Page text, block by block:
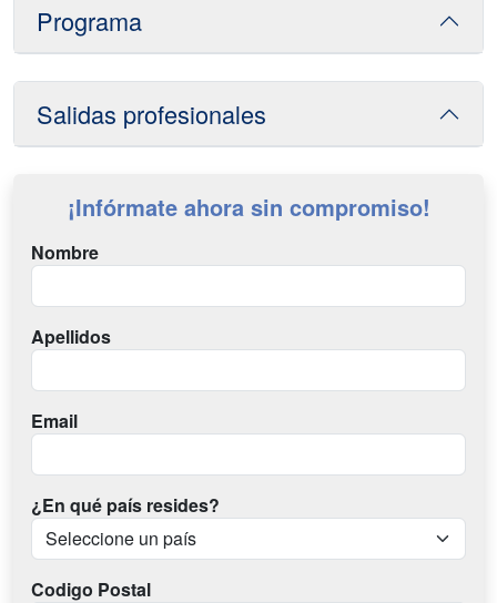
Programa
Salidas profesionales
¡Infórmate ahora sin compromiso!
Nombre
Apellidos
Email
¿En qué país resides?
Codigo Postal